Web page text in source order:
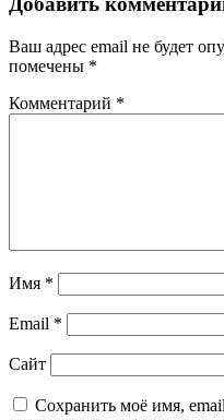
Ваш адрес email не будет
помечены *
Комментарий *
Имя *
Email *
Сайт
Сохранить моё имя,